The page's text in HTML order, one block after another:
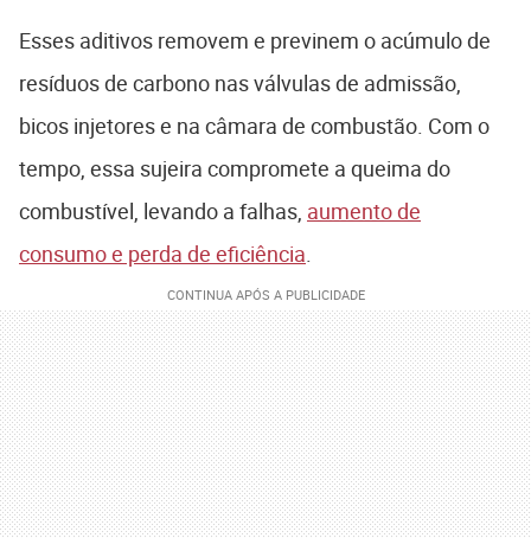
Esses aditivos removem e previnem o acúmulo de
resíduos de carbono nas válvulas de admissão,
bicos injetores e na câmara de combustão. Com o
tempo, essa sujeira compromete a queima do
combustível, levando a falhas, aumento de
consumo e perda de eficiência.